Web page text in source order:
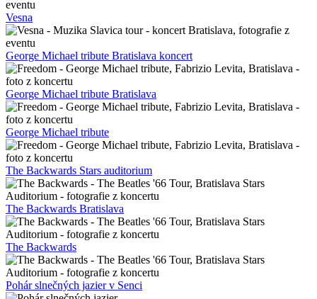
Vesna
George Michael tribute Bratislava koncert
George Michael tribute Bratislava
George Michael tribute
The Backwards Stars auditorium
The Backwards Bratislava
The Backwards
Pohár slnečných jazier v Senci